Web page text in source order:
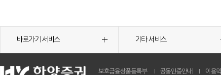
바로가기 서비스 기타 서비스
보호금융상품등록부 공동인증안내 이용